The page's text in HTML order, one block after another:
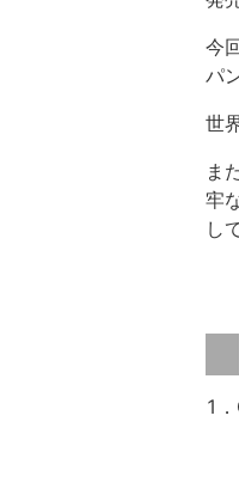
今
パ
世
ま
牢
し
1．